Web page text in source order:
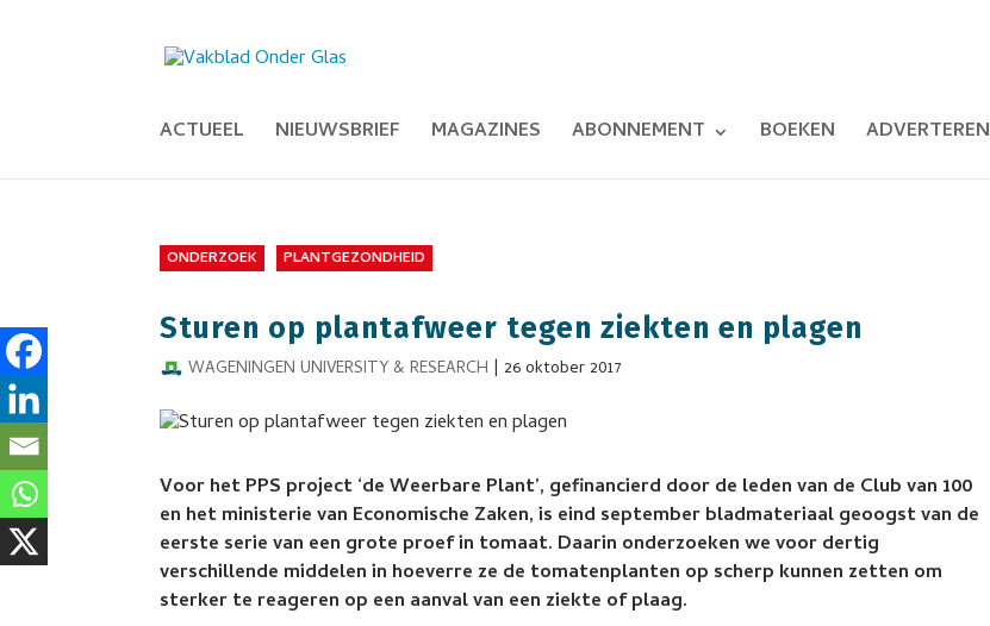
ACTUEEL NIEUWSBRIEF MAGAZINES ABONNEMENT BOEKEN ADVERTEREN
ONDERZOEK PLANTGEZONDHEID
Sturen op plantafweer tegen ziekten en plagen
WAGENINGEN UNIVERSITY & RESEARCH |26 oktober 2017
Voor het PPS project ‘de Weerbare Plant’, gefinancierd door de leden van de Club van 100
en het ministerie van Economische Zaken, is eind september bladmateriaal geoogst van de
eerste serie van een grote proef in tomaat. Daarin onderzoeken we voor dertig
verschillende middelen in hoeverre ze de tomatenplanten op scherp kunnen zetten om
sterker te reageren op een aanval van een ziekte of plaag.